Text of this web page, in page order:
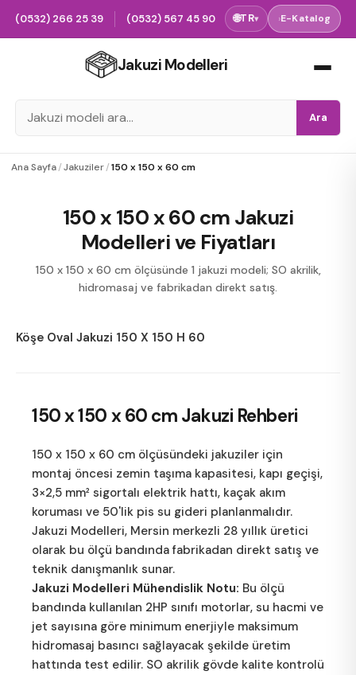
(0532) 266 25 39 (0532) 567 45 90 🌐TR▾ ›E-Katalog
Jakuzi Modelleri
Ara
Ana Sayfa/Jakuziler/150 x 150 x 60 cm
150 x 150 x 60 cm Jakuzi
Modelleri ve Fiyatları
150 x 150 x 60 cm ölçüsünde 1 jakuzi modeli; SO akrilik,
hidromasaj ve fabrikadan direkt satış.
Köşe Oval Jakuzi 150 X 150 H 60
150 x 150 x 60 cm Jakuzi Rehberi
150 x 150 x 60 cm ölçüsündeki jakuziler için
montaj öncesi zemin taşıma kapasitesi, kapı geçişi,
3×2,5 mm² sigortalı elektrik hattı, kaçak akım
koruması ve 50'lik pis su gideri planlanmalıdır.
Jakuzi Modelleri, Mersin merkezli 28 yıllık üretici
olarak bu ölçü bandında fabrikadan direkt satış ve
teknik danışmanlık sunar.
Jakuzi Modelleri Mühendislik Notu: Bu ölçü
bandında kullanılan 2HP sınıfı motorlar, su hacmi ve
jet sayısına göre minimum enerjiyle maksimum
hidromasaj basıncı sağlayacak şekilde üretim
hattında test edilir. SO akrilik gövde kalite kontrolü